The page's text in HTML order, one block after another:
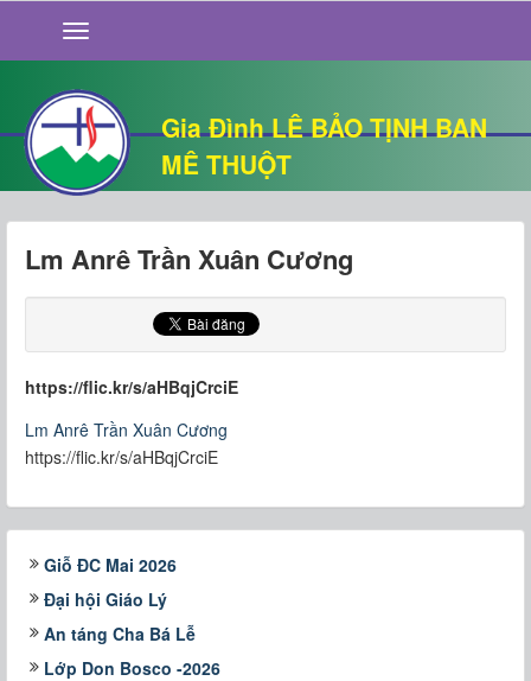
Gia Đình LÊ BẢO TỊNH BAN
MÊ THUỘT
GIỚI THIỆU
TIN TỨC
SỐNG ĐẠO
CHUYỆN NHÀ
QUÁN VĂN
THƯ GIÃN
Lm Anrê Trần Xuân Cương
https://flic.kr/s/aHBqjCrciE
Lm Anrê Trần Xuân Cương
https://flic.kr/s/aHBqjCrciE
Giỗ ĐC Mai 2026
Đại hội Giáo Lý
An táng Cha Bá Lễ
Lớp Don Bosco -2026